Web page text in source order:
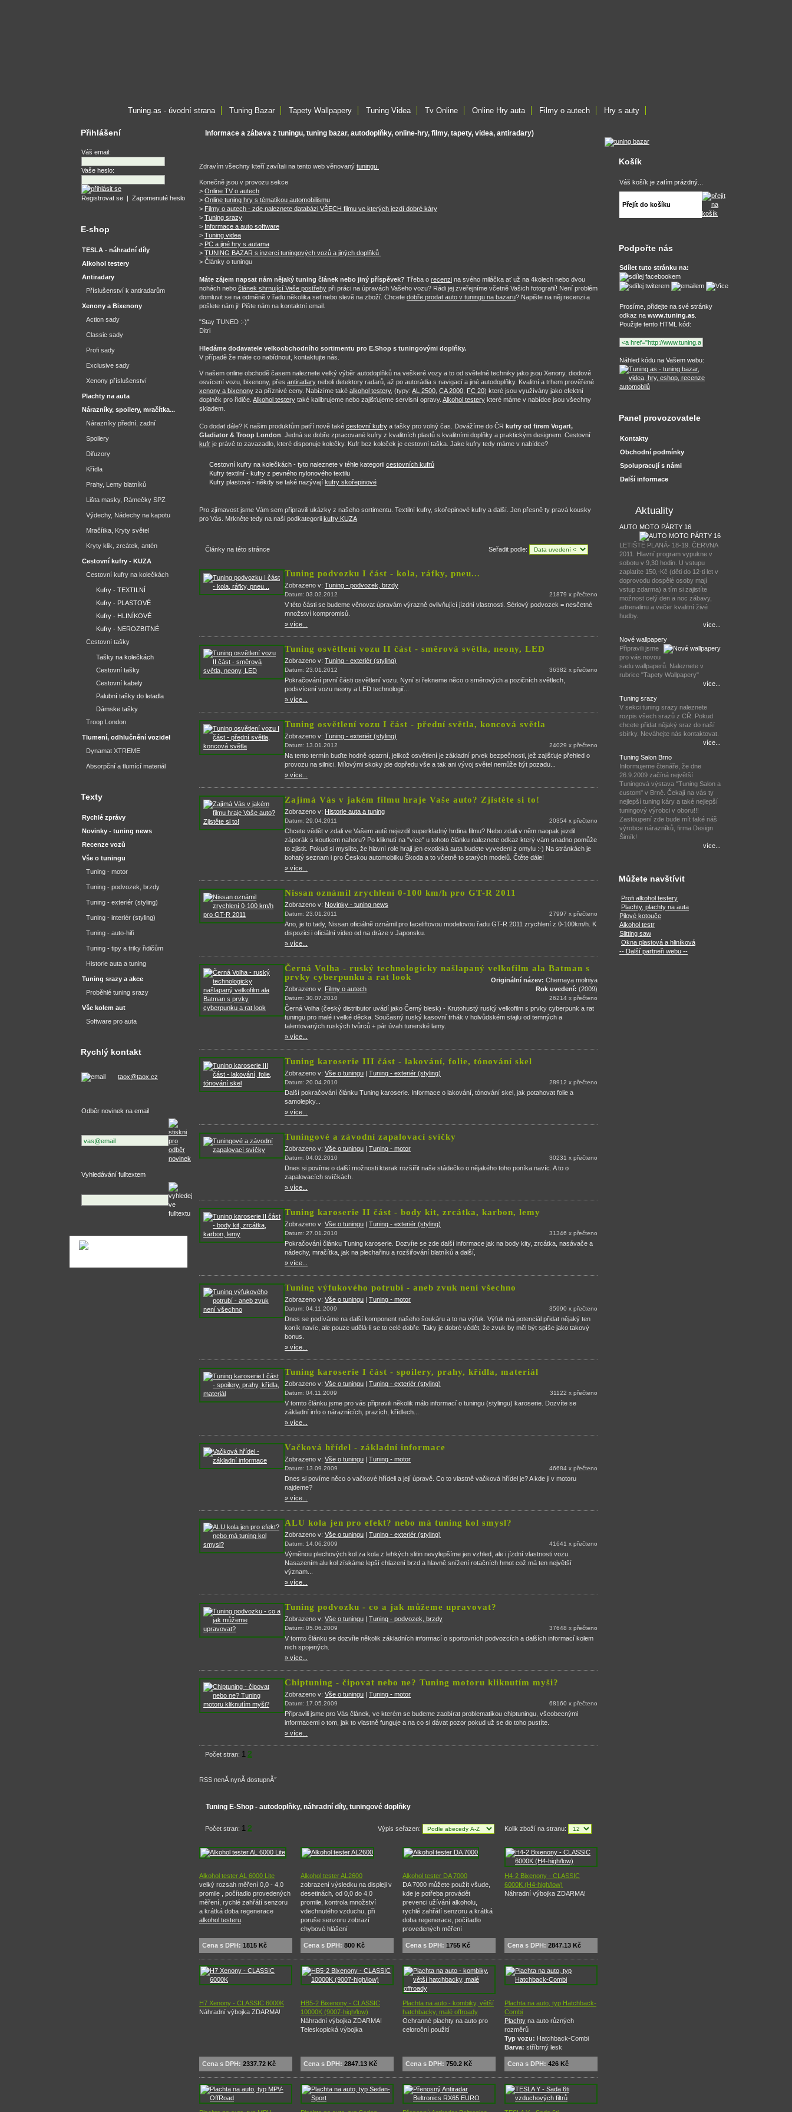
Tuning.as - úvodní strana Tuning Bazar Tapety Wallpapery Tuning Videa Tv Online Online Hry auta Filmy o autech Hry s auty
Informace a zábava z tuningu, tuning bazar, autodoplňky, online-hry, filmy, tapety, videa, antiradary)
Zdravím všechny kteří zavítali na tento web věnovaný tuningu.
Konečně jsou v provozu sekce
> Online TV o autech
> Online tuning hry s tématikou automobilismu
> Filmy o autech - zde naleznete databázi VŠECH filmu ve kterých jezdí dobré káry
> Tuning srazy
> Informace a auto software
> Tuning videa
> PC a jiné hry s autama
> TUNING BAZAR s inzerci tuningových vozů a jiných doplňků
> Články o tuningu
Máte zájem napsat nám nějaký tuning článek nebo jiný příspěvek? Třeba o recenzi na svého miláčka ať už na 4kolech nebo dvou
nohách nebo článek shrnující Vaše postřehy při práci na úpravách Vašeho vozu? Rádi jej zveřejníme včetně Vašich fotografií! Není problém
domluvit se na odměně v řadu několika set nebo slevě na zboží. Chcete dobře prodat auto v tuningu na bazaru? Napište na něj recenzi a
pošlete nám ji! Pište nám na kontaktní email.
"Stay TUNED :-)"
Ditri
Hledáme dodavatele velkoobchodního sortimentu pro E.Shop s tuningovými doplňky.
V případě že máte co nabídnout, kontaktujte nás.
V našem online obchodě časem naleznete velký výběr autodoplňků na veškeré vozy a to od světelné techniky jako jsou Xenony, diodové
osvícení vozu, bixenony, přes antiradary neboli detektory radarů, až po autorádia s navigací a jiné autodoplňky. Kvalitní a trhem prověřené
xenony a bixenony za příznivé ceny. Nabízíme také alkohol testery, (typy: AL 2500 CA 2000 FC 20) které jsou využívány jako efektní
doplněk pro řidiče. Alkohol testery také kalibrujeme nebo zajišťujeme servisní opravy. Alkohol testery které máme v nabídce jsou všechny
skladem.
Co dodat dále? K našim produktům patří nově také cestovní kufry a tašky pro volný čas. Dovážíme do ČR kufry od firem Vogart,
Gladiator & Troop London . Jedná se dobře zpracované kufry z kvalitních plastů s kvalitními doplňky a praktickým designem. Cestovní
kufr je právě to zavazadlo, které disponuje kolečky. Kufr bez koleček je cestovní taška. Jake kufry tedy máme v nabídce?
Cestovní kufry na kolečkách - tyto naleznete v téhle kategorii cestovních kufrů
Kufry textilní - kufry z pevného nylonového textilu
Kufry plastové - někdy se také nazývají kufry skořepinové
Pro zjímavost jsme Vám sem připravili ukázky z našeho sortimentu. Textilní kufry, skořepinové kufry a další. Jen přesně ty pravá kousky
pro Vás. Mrkněte tedy na naši podkategorii kufry KUZA
Články na této stránce Seřadit podle:
Tuning podvozku I část - kola, ráfky, pneu...
Zobrazeno v: Tuning - podvozek, brzdy
21879 x přečteno
Datum: 03.02.2012
V této části se budeme věnovat úpravám výrazně ovlivňující jízdní vlastnosti. Sériový podvozek = nesčetné
množství kompromisů.
» více...
Tuning osvětlení vozu II část - směrová světla, neony, LED
Zobrazeno v: Tuning - exteriér (styling)
36382 x přečteno
Datum: 23.01.2012
Pokračování první části osvětlení vozu. Nyní si řekneme něco o směrových a pozičních světlech,
podsvícení vozu neony a LED technologií...
» více...
Tuning osvětlení vozu I část - přední světla, koncová světla
Zobrazeno v: Tuning - exteriér (styling)
24029 x přečteno
Datum: 13.01.2012
Na tento termín buďte hodně opatrní, jelikož osvětlení je základní prvek bezpečnosti, jež zajišťuje přehled o
provozu na silnici. Mílovými skoky jde dopředu vše a tak ani vývoj světel nemůže být pozadu...
» více...
Zajímá Vás v jakém filmu hraje Vaše auto? Zjistěte si to!
Zobrazeno v: Historie auta a tuning
20354 x přečteno
Datum: 29.04.2011
Chcete vědět v zdali ve Vašem autě nejezdil superkladný hrdina filmu? Nebo zdali v něm naopak jezdil
záporák s koutkem nahoru? Po kliknutí na "více" u tohoto článku naleznete odkaz který vám snadno pomůže
to zjistit. Pokud si myslíte, že hlavní role hrají jen exotická auta budete vyvedeni z omylu :-) Na stránkách je
bohatý seznam i pro Českou automobilku Škoda a to včetně to starých modelů. Čtěte dále!
» více...
Nissan oznámil zrychlení 0-100 km/h pro GT-R 2011
Zobrazeno v: Novinky - tuning news
27997 x přečteno
Datum: 23.01.2011
Ano, je to tady, Nissan oficiálně oznámil pro faceliftovou modelovou řadu GT-R 2011 zrychlení z 0-100km/h. K
dispozici i oficiální video od na dráze v Japonsku.
» více...
Černá Volha - ruský technologicky našlapaný velkofilm ala Batman s
prvky cyberpunku a rat look
Originální název: Chernaya molniya
Zobrazeno v: Filmy o autech Rok uvedení: (2009)
26214 x přečteno
Datum: 30.07.2010
Černá Volha (český distributor uvádí jako Černý blesk) - Krutohustý ruský velkofilm s prvky cyberpunk a rat
tuningu pro malé i velké děcka. Současný ruský kasovní trhák v holvůdském stajlu od temných a
talentovaných ruských tvůrců + pár úvah tunerské lamy.
» více...
Tuning karoserie III část - lakování, folie, tónování skel
Zobrazeno v: Vše o tuningu | Tuning - exteriér (styling)
28912 x přečteno
Datum: 20.04.2010
Další pokračování článku Tuning karoserie. Informace o lakování, tónování skel, jak potahovat folie a
samolepky...
» více...
Tuningové a závodní zapalovací svíčky
Zobrazeno v: Vše o tuningu | Tuning - motor
30231 x přečteno
Datum: 04.02.2010
Dnes si povíme o další možnosti kterak rozšířit naše stádečko o nějakého toho poníka navíc. A to o
zapalovacích svíčkách.
» více...
Tuning karoserie II část - body kit, zrcátka, karbon, lemy
Zobrazeno v: Vše o tuningu | Tuning - exteriér (styling)
31346 x přečteno
Datum: 27.01.2010
Pokračování článku Tuning karoserie. Dozvíte se zde další informace jak na body kity, zrcátka, nasávače a
nádechy, mračítka, jak na plechařinu a rozšiřování blatníků a další,
» více...
Tuning výfukového potrubí - aneb zvuk není všechno
Zobrazeno v: Vše o tuningu | Tuning - motor
35990 x přečteno
Datum: 04.11.2009
Dnes se podíváme na další komponent našeho šoukáru a to na výfuk. Výfuk má potenciál přidat nějaký ten
koník navíc, ale pouze udělá-li se to celé dobře. Taky je dobré vědět, že zvuk by měl být spíše jako takový
bonus.
» více...
Tuning karoserie I část - spoilery, prahy, křídla, materiál
Zobrazeno v: Vše o tuningu | Tuning - exteriér (styling)
31122 x přečteno
Datum: 04.11.2009
V tomto článku jsme pro vás připravili několik málo informací o tuningu (stylingu) karoserie. Dozvíte se
základní info o náraznících, prazích, křídlech...
» více...
Vačková hřídel - základní informace
Zobrazeno v: Vše o tuningu | Tuning - motor
46684 x přečteno
Datum: 13.09.2009
Dnes si povíme něco o vačkové hřídeli a její úpravě. Co to vlastně vačková hřídel je? A kde ji v motoru
najdeme?
» více...
ALU kola jen pro efekt? nebo má tuning kol smysl?
Zobrazeno v: Vše o tuningu | Tuning - exteriér (styling)
41641 x přečteno
Datum: 14.06.2009
Výměnou plechových kol za kola z lehkých slitin nevylepšíme jen vzhled, ale i jízdní vlastnosti vozu.
Nasazením alu kol získáme lepší chlazení brzd a hlavně snížení rotačních hmot což má ten největší
význam...
» více...
Tuning podvozku - co a jak můžeme upravovat?
Zobrazeno v: Vše o tuningu | Tuning - podvozek, brzdy
37648 x přečteno
Datum: 05.06.2009
V tomto článku se dozvíte několik základních informací o sportovních podvozcích a dalších informací kolem
nich spojených.
» více...
Chiptuning - čipovat nebo ne? Tuning motoru kliknutím myši?
Zobrazeno v: Vše o tuningu | Tuning - motor
68160 x přečteno
Datum: 17.05.2009
Připravili jsme pro Vás článek, ve kterém se budeme zaobírat problematikou chiptuningu, všeobecnými
informacemi o tom, jak to vlastně funguje a na co si dávat pozor pokud už se do toho pustíte.
» více...
Počet stran: 1 2
RSS nenĂ­ nynĂ­ dostupnĂ˝
Tuning E-Shop - autodoplňky, náhradní díly, tuningové doplňky
Počet stran: 1 2 Výpis seřazen: Kolik zboží na stranu:
Alkohol tester AL 6000 Lite
velký rozsah měření 0,0 - 4,0
promile , počítadlo provedených
měření, rychlé zahřátí senzoru
a krátká doba regenerace
alkohol testeru
Alkohol tester AL2600
zobrazení výsledku na displeji v
desetinách, od 0,0 do 4,0
promile, kontrola množství
vdechnutého vzduchu, při
poruše senzoru zobrazí
chybové hlášení
Alkohol tester DA 7000
DA 7000 můžete použít všude,
kde je potřeba provádět
prevenci užívání alkoholu,
rychlé zahřátí senzoru a krátká
doba regenerace, počítadlo
provedených měření
H4-2 Bixenony - CLASSIC
6000K (H4-high/low)
Náhradní výbojka ZDARMA!
Cena s DPH: 1815 Kč Cena s DPH: 800 Kč Cena s DPH: 1755 Kč Cena s DPH: 2847.13 Kč
H7 Xenony - CLASSIC 6000K
Náhradní výbojka ZDARMA!
HB5-2 Bixenony - CLASSIC
10000K (9007-high/low)
Náhradní výbojka ZDARMA!
Teleskopická výbojka
Plachta na auto - kombiky, větší
hatchbacky, malé offroady
Ochranné plachty na auto pro
celoroční použití
Plachta na auto, typ Hatchback-
Combi
Plachty na auto různých
rozměrů
Typ vozu: Hatchback-Combi
Barva: stříbrný lesk
Cena s DPH: 2337.72 Kč Cena s DPH: 2847.13 Kč Cena s DPH: 750.2 Kč Cena s DPH: 426 Kč
Přihlášení
Váš email:
Vaše heslo:
Registrovat se | Zapomenuté heslo
E-shop
TESLA - náhradní díly
Alkohol testery
Antiradary
Příslušenství k antiradarům
Xenony a Bixenony
Action sady
Classic sady
Profi sady
Exclusive sady
Xenony příslušenství
Plachty na auta
Nárazníky, spoilery, mračítka...
Nárazníky přední, zadní
Spoilery
Difuzory
Křídla
Prahy, Lemy blatníků
Lišta masky, Rámečky SPZ
Výdechy, Nádechy na kapotu
Mračítka, Kryty světel
Kryty klik, zrcátek, antén
Cestovní kufry - KUZA
Cestovní kufry na kolečkách
Kufry - TEXTILNÍ
Kufry - PLASTOVÉ
Kufry - HLINÍKOVÉ
Kufry - NEROZBITNÉ
Cestovní tašky
Tašky na kolečkách
Cestovní tašky
Cestovní kabely
Palubní tašky do letadla
Dámske tašky
Troop London
Tlumení, odhlučnění vozidel
Dynamat XTREME
Absorpční a tlumící materiál
Texty
Rychlé zprávy
Novinky - tuning news
Recenze vozů
Vše o tuningu
Tuning - motor
Tuning - podvozek, brzdy
Tuning - exteriér (styling)
Tuning - interiér (styling)
Tuning - auto-hifi
Tuning - tipy a triky řidičům
Historie auta a tuning
Tuning srazy a akce
Proběhlé tuning srazy
Vše kolem aut
Software pro auta
Rychlý kontakt
taox@taox.cz
Odběr novinek na email
Vyhledávání fulltextem
Košík
Váš košík je zatím prázdný...
Přejít do košíku
Podpořte nás
Sdílet tuto stránku na:
Prosíme, přidejte na své stránky
odkaz na www.tuning.as
Použijte tento HTML kód:
Náhled kódu na Vašem webu:
Panel provozovatele
Kontakty
Obchodní podmínky
Spolupracují s námi
Další informace
Aktuality
AUTO MOTO PÁRTY 16
LETIŠTĚ PLANÁ- 18-19. ČERVNA
2011. Hlavní program vypukne v
sobotu v 9,30 hodin. U vstupu
zaplatíte 150,-Kč (děti do 12-ti let v
doprovodu dospělé osoby mají
vstup zdarma) a tím si zajistíte
možnost celý den a noc zábavy,
adrenalinu a večer kvalitní živé
hudby.
více...
Nové wallpapery
Připravili jsme
pro vás novou
sadu wallpaperů. Naleznete v
rubrice "Tapety Wallpapery"
více...
Tuning srazy
V sekci tuning srazy naleznete
rozpis všech srazů z CŘ. Pokud
chcete přidat nějaký sraz do naší
sbírky. Neváhejte nás kontaktovat.
více...
Tuning Salon Brno
Informujeme čtenáře, že dne
26.9.2009 začíná největší
Tuningová výstava "Tuning Salon a
custom" v Brně. Čekají na vás ty
nejlepší tuning káry a také nejlepší
tuningový výrobci v oboru!!!
Zastoupení zde bude mít také náš
výrobce nárazníků, firma Design
Šimík!
více...
Můžete navštívit
Profi alkohol testery
Plachty, plachty na auta
Pilové kotouče
Alkohol testr
Slitting saw
Okna plastová a hliníková
-- Další partneři webu --